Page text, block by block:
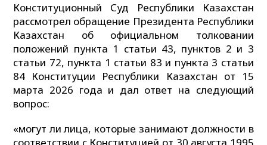
Конституционный Суд Республики Казахстан
рассмотрел обращение Президента Республики
Казахстан об официальном толковании
положений пункта 1 статьи 43, пунктов 2 и 3
статьи 72, пункта 1 статьи 83 и пункта 3 статьи
84 Конституции Республики Казахстан от 15
марта 2026 года и дал ответ на следующий
вопрос:
«могут ли лица, которые занимают должности в